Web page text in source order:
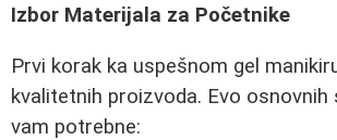
Izbor Materijala za Početnike
Prvi korak ka uspešnom gel
kvalitetnih proizvoda. Evo osnovnih
vam potrebne: